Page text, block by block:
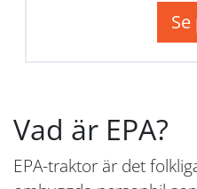
Vad är EPA?
EPA-traktor är det